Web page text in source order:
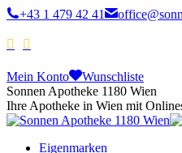
+43 1 479 42 41
Mein Konto
Wunschliste
Sonnen Apotheke 1180 Wien
Ihre Apotheke in Wien mit
Eigenmarken